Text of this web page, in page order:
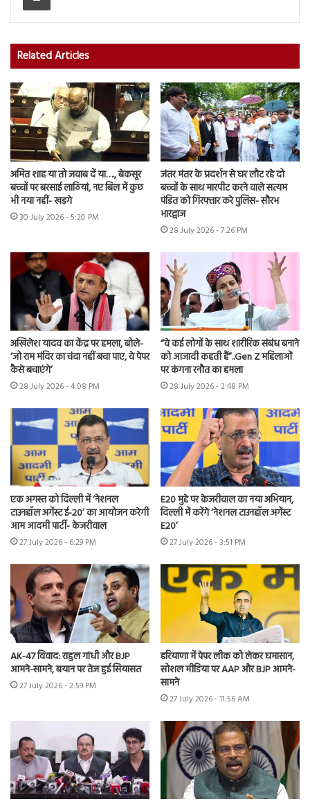
Related Articles
अमित शाह या तो जवाब दें या…., बेकसूर
बच्चों पर बरसाई लाठियां, नए बिल में कुछ
भी नया नहीं- खड़गे
30 July 2026 - 5:20 PM
जंतर मंतर के प्रदर्शन से घर लौट रहे दो
बच्चों के साथ मारपीट करने वाले सत्यम
पंडित को गिरफ्तार करे पुलिस- सौरभ
भारद्वाज
28 July 2026 - 7:26 PM
अखिलेश यादव का केंद्र पर हमला, बोले-
‘जो राम मंदिर का चंदा नहीं बचा पाए, वे पेपर
कैसे बचाएंगे’
28 July 2026 - 4:08 PM
“वे कई लोगों के साथ शारीरिक संबंध बनाने
को आजादी कहती हैं”..Gen Z महिलाओं
पर कंगना रनौत का हमला
28 July 2026 - 2:48 PM
एक अगस्त को दिल्ली में ‘नेशनल
टाउनहॉल अगेंस्ट ई-20’ का आयोजन करेगी
आम आदमी पार्टी- केजरीवाल
27 July 2026 - 6:29 PM
E20 मुद्दे पर केजरीवाल का नया अभियान,
दिल्ली में करेंगे ‘नेशनल टाउनहॉल अगेंस्ट
E20’
27 July 2026 - 3:51 PM
AK-47 विवाद: राहुल गांधी और BJP
आमने-सामने, बयान पर तेज हुई सियासत
27 July 2026 - 2:59 PM
हरियाणा में पेपर लीक को लेकर घमासान,
सोशल मीडिया पर AAP और BJP आमने-
सामने
27 July 2026 - 11:56 AM